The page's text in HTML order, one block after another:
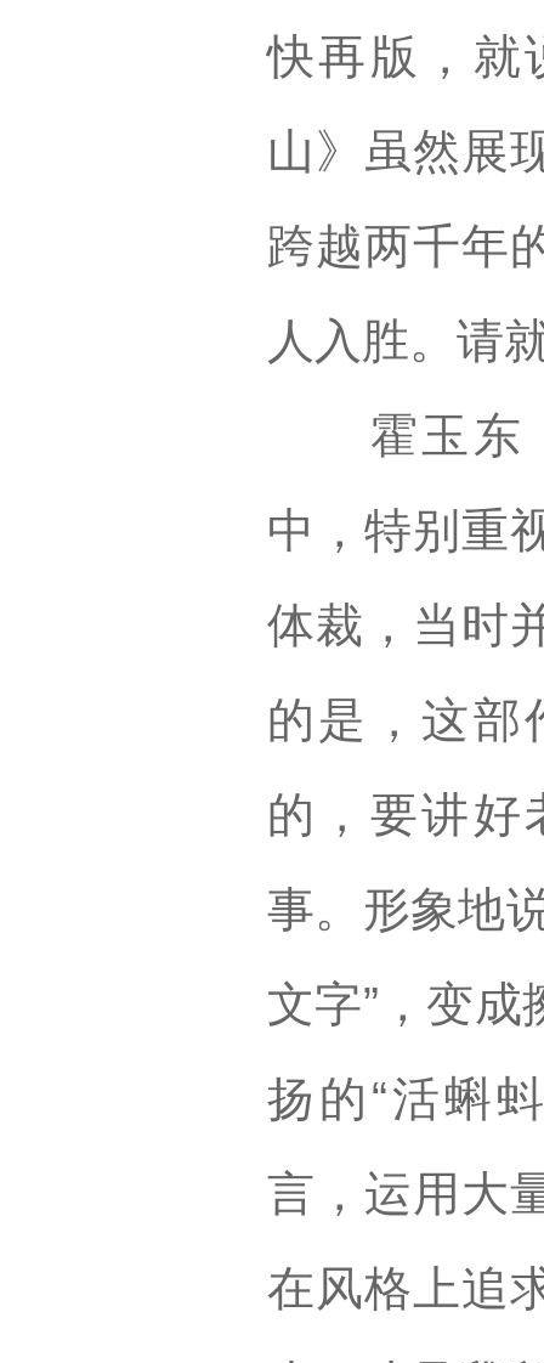
快再版，就
山》虽然展
跨越两千年
人入胜。请
霍玉东：
中，特别重
体裁，当时
的是，这部
的，要讲好
事。形象地
文字”，变
扬的“活蝌
言，运用大
在风格上追